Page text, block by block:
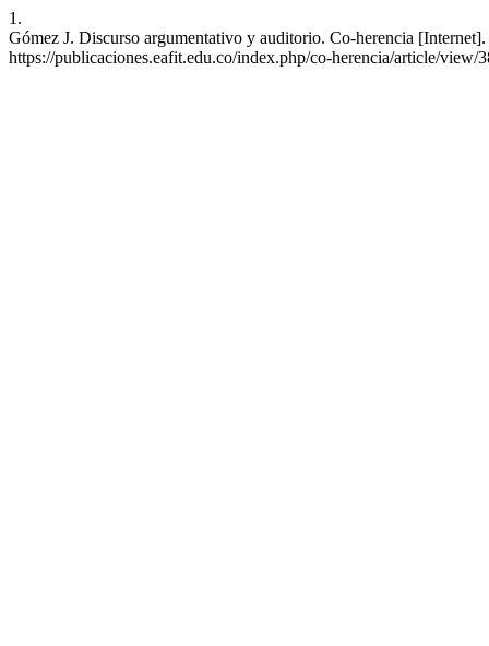
1.
Gómez J. Discurso argumentativo y auditorio. Co-herencia
https://publicaciones.eafit.edu.co/index.php/co-herencia/article/view/